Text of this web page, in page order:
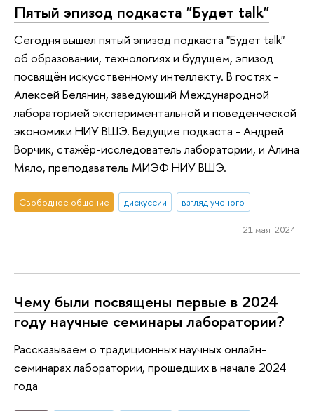
Пятый эпизод подкаста "Будет talk"
Сегодня вышел пятый эпизод подкаста "Будет talk"
об образовании, технологиях и будущем, эпизод
посвящён искусственному интеллекту. В гостях -
Алексей Белянин, заведующий Международной
лабораторией экспериментальной и поведенческой
экономики НИУ ВШЭ. Ведущие подкаста - Андрей
Ворчик, стажёр-исследователь лаборатории, и Алина
Мяло, преподаватель МИЭФ НИУ ВШЭ.
Свободное общение дискуссии взгляд ученого
21 мая 2024
Чему были посвящены первые в 2024
году научные семинары лаборатории?
Рассказываем о традиционных научных онлайн-
семинарах лаборатории, прошедших в начале 2024
года